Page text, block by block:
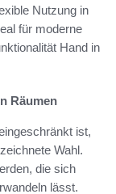
Nutzung in
für moderne
Hand in
Räumen
ist,
Wahl.
die sich
lässt.